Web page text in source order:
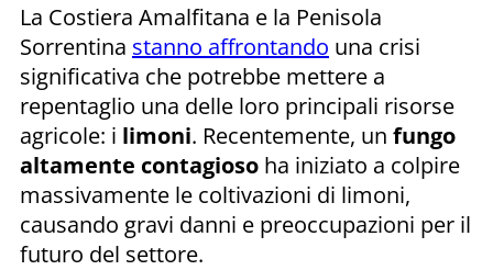
La Costiera Amalfitana e la Penisola
Sorrentina stanno affrontando una crisi
significativa che potrebbe mettere a
repentaglio una delle loro principali risorse
agricole: i limoni. Recentemente, un fungo
altamente contagioso ha iniziato a colpire
massivamente le coltivazioni di limoni,
causando gravi danni e preoccupazioni per il
futuro del settore.